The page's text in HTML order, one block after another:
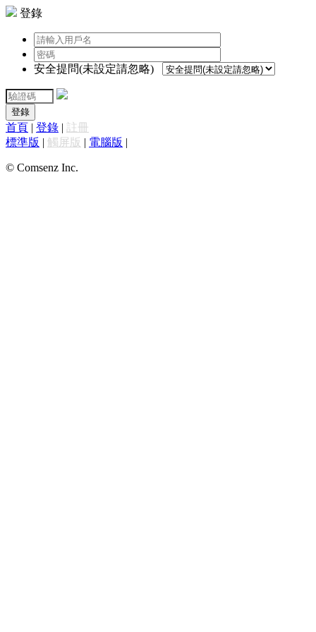
登錄
安全提問(未設定請忽略)
登錄
首頁 | 登錄 | 註冊
標準版 | 觸屏版 | 電腦版 |
© Comsenz Inc.